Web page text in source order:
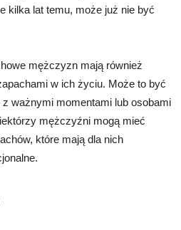
kilka lat temu, może już nie być
mężczyzn mają również
w ich życiu. Może to być
ważnymi momentami lub osobami
mężczyźni mogą mieć
które mają dla nich